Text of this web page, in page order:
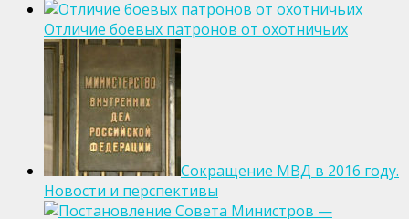
Отличие боевых патронов от охотничьих
Сокращение МВД в 2016 году.
Новости и перспективы